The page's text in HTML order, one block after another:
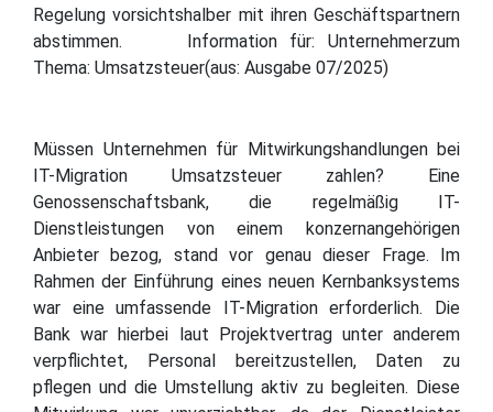
Regelung vorsichtshalber mit ihren Geschäftspartnern
abstimmen. Information für: Unternehmerzum
Thema: Umsatzsteuer(aus: Ausgabe 07/2025)
Müssen Unternehmen für Mitwirkungshandlungen bei
IT-Migration Umsatzsteuer zahlen? Eine
Genossenschaftsbank, die regelmäßig IT-
Dienstleistungen von einem konzernangehörigen
Anbieter bezog, stand vor genau dieser Frage. Im
Rahmen der Einführung eines neuen Kernbanksystems
war eine umfassende IT-Migration erforderlich. Die
Bank war hierbei laut Projektvertrag unter anderem
verpflichtet, Personal bereitzustellen, Daten zu
pflegen und die Umstellung aktiv zu begleiten. Diese